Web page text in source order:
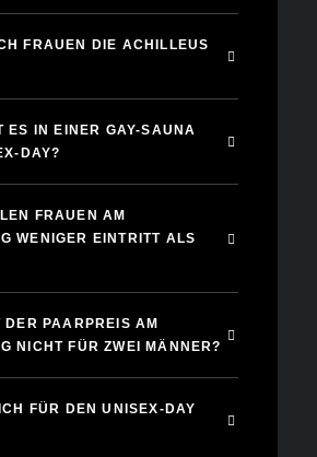
FRAUEN DIE ACHILLEUS
ES IN EINER GAY-SAUNA
DAY?
FRAUEN AM
WENIGER EINTRITT ALS
DER PAARPREIS AM
NICHT FÜR ZWEI MÄNNER?
FÜR DEN UNISEX-DAY